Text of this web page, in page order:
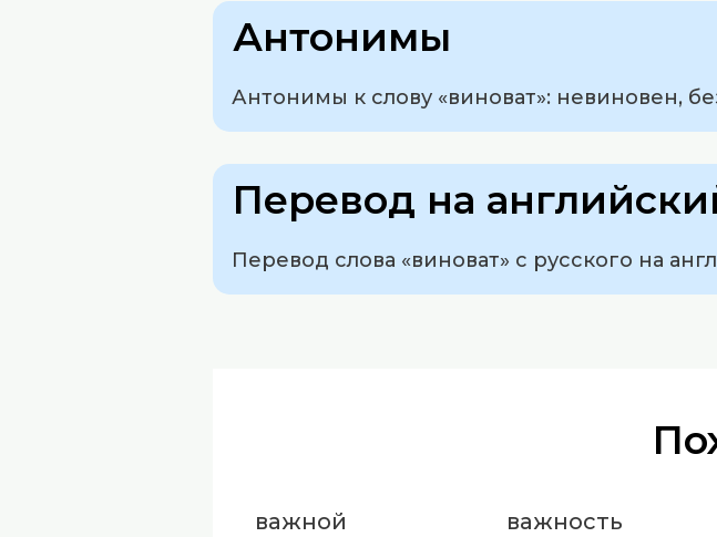
Антонимы
Антонимы к слову «виноват»: невиновен,
Перевод на
Перевод слова «виноват» с русского на
важной важность